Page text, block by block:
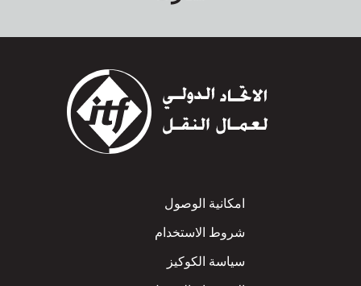
Footer
امكانية الوصول
شروط الاستخدام
سياسة الكوكيز